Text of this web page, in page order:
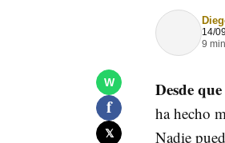
W
f
𝕏
14/
9
Desde
ha hecho
Nadie